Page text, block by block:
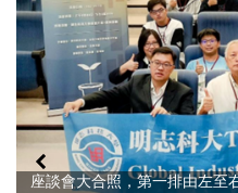
座談會大合照，第一排由左至